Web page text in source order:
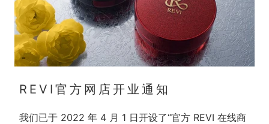
REVI官方网店开业通知
我们已于 2022 年 4 月 1 日开设了“官方 REVI 在线商